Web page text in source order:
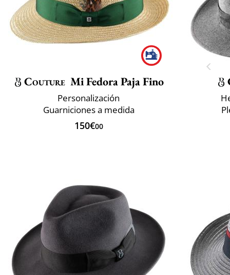
Couture Mi Fedora Paja Fino
Personalización
Guarniciones a medida
150€00